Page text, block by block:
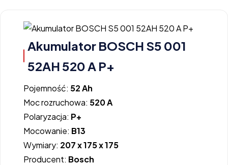
Akumulator BOSCH S5 001
52AH 520 A P+
Pojemność: 52 Ah
Moc rozruchowa: 520 A
Polaryzacja: P+
Mocowanie: B13
Wymiary: 207 x 175 x 175
Producent: Bosch